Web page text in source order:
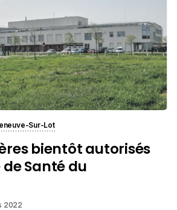
Sur-Lot
bientôt autorisés
Santé du
2022